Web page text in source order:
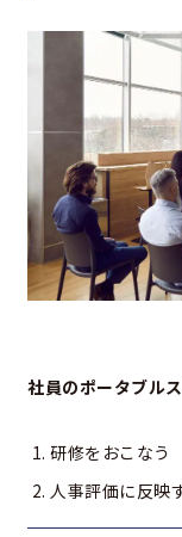
社員のポータブル
研修をおこなう
人事評価に反映